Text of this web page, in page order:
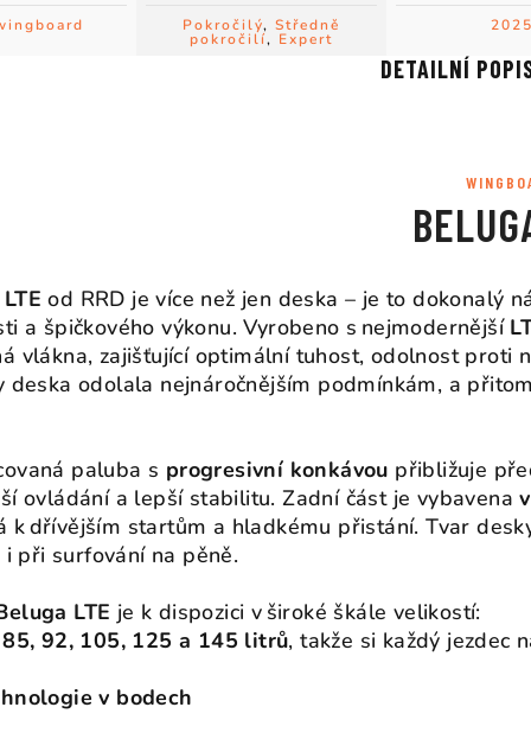
DETAILNÍ
od RRD je více než jen deska – je to dokonalý
a špičkového výkonu. Vyrobeno s nejmodernější
vlákna, zajišťující optimální tuhost, odolnost proti
deska odolala nejnáročnějším podmínkám, a
paluba s progresivní konkávou přibližuje
ovládání a lepší stabilitu. Zadní část je vybavena
k dřívějším startům a hladkému přistání. Tvar
při surfování na pěně.
LTE je k dispozici v široké škále velikostí:
92, 105, 125 a 145 litrů, takže si každý jezdec
v bodech
Pokročilý, Středně
pokročilí, Expert